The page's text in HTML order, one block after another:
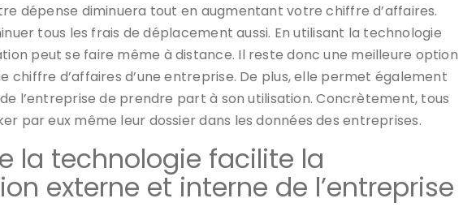
dépense diminuera tout en augmentant votre chiffre d’affaires.
tous les frais de déplacement aussi. En utilisant la technologie
peut se faire même à distance. Il reste donc une meilleure option
chiffre d’affaires d’une entreprise. De plus, elle permet également
l’entreprise de prendre part à son utilisation. Concrètement, tous
par eux même leur dossier dans les données des entreprises.
la technologie facilite la
externe et interne de l’entreprise